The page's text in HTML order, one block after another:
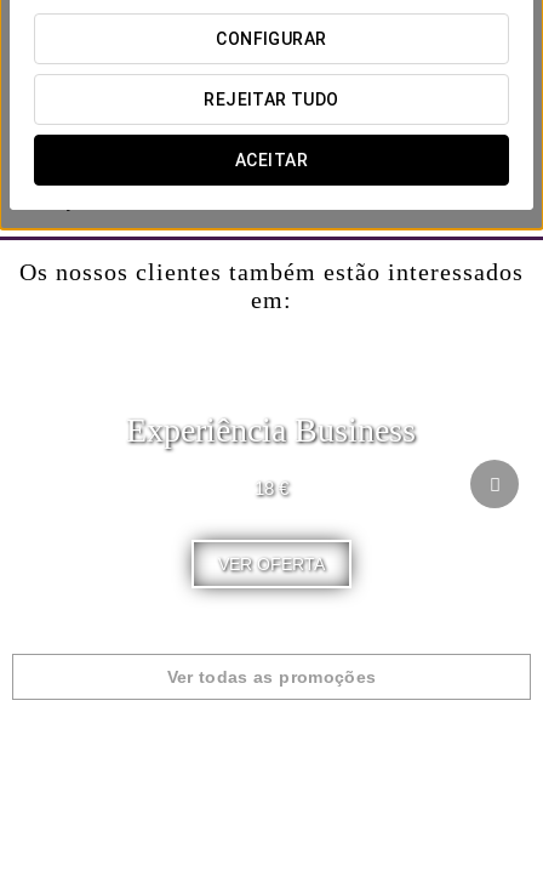
CONFIGURAR
REJEITAR TUDO
ACEITAR
Presenteie-se com uma escapadinha romântica no Dorma
inesquecível.
Inclui:
- Late check-out até às 14:00 (sujeito a disponibilidade).
Os nossos clientes também estão interessados
em:
Experiência Business
18 €
VER OFERTA
Ver todas as promoções